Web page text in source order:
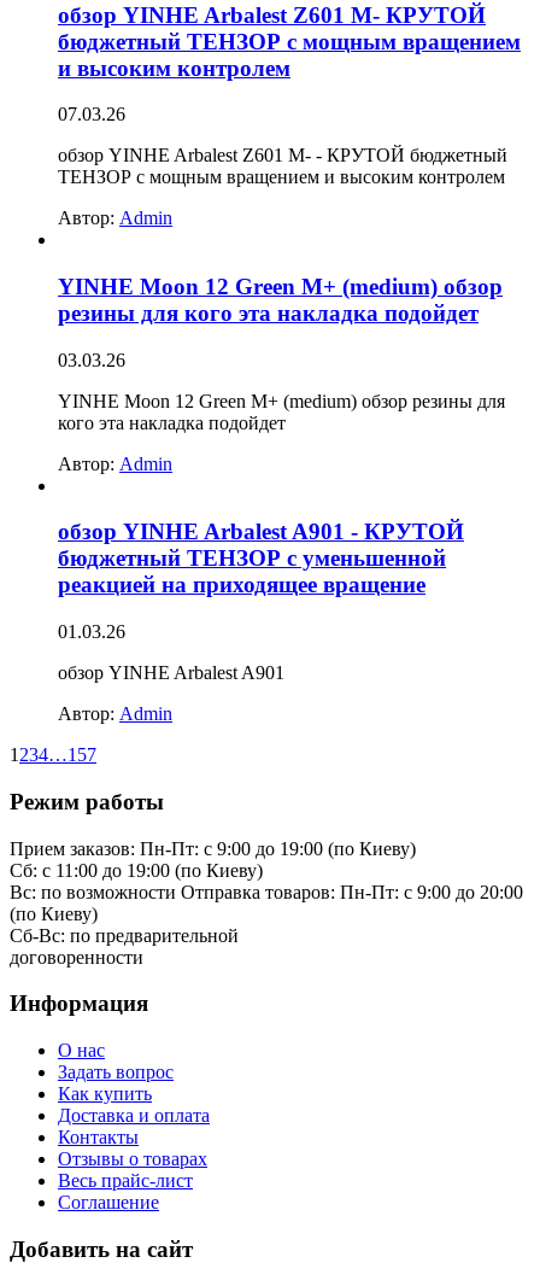
обзор YINHE Arbalest Z601 M- КРУТОЙ
бюджетный ТЕНЗОР с мощным вращением
и высоким контролем
07.03.26
обзор YINHE Arbalest Z601 M- - КРУТОЙ бюджетный
ТЕНЗОР с мощным вращением и высоким контролем
Автор: Admin
YINHE Moon 12 Green M+ (medium) обзор
резины для кого эта накладка подойдет
03.03.26
YINHE Moon 12 Green M+ (medium) обзор резины для
кого эта накладка подойдет
Автор: Admin
обзор YINHE Arbalest A901 - КРУТОЙ
бюджетный ТЕНЗОР с уменьшенной
реакцией на приходящее вращение
01.03.26
обзор YINHE Arbalest A901
Автор: Admin
1 234…157
Режим работы
Прием заказов: Пн-Пт: с 9:00 до 19:00 (по Киеву)
Cб: с 11:00 до 19:00 (по Киеву)
Вс: по возможности Отправка товаров: Пн-Пт: с 9:00 до 20:00
(по Киеву)
Cб-Вс: по предварительной
договоренности
Информация
О нас
Задать вопрос
Как купить
Доставка и оплата
Контакты
Отзывы о товарах
Весь прайс-лист
Соглашение
Добавить на сайт